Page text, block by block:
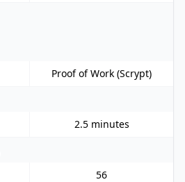
Proof of Work (Scrypt)
2.5 minutes
56